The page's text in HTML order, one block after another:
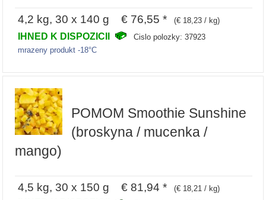
4,2 kg, 30 x 140 g € 76,55 * (€ 18,23 / kg)
IHNED K DISPOZICII
Cislo polozky: 37923
mrazeny produkt -18°C
POMOM Smoothie Sunshine
(broskyna / mucenka /
mango)
4,5 kg, 30 x 150 g € 81,94 * (€ 18,21 / kg)